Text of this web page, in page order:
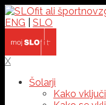
ENG SLO
X
Šolarji
Kako